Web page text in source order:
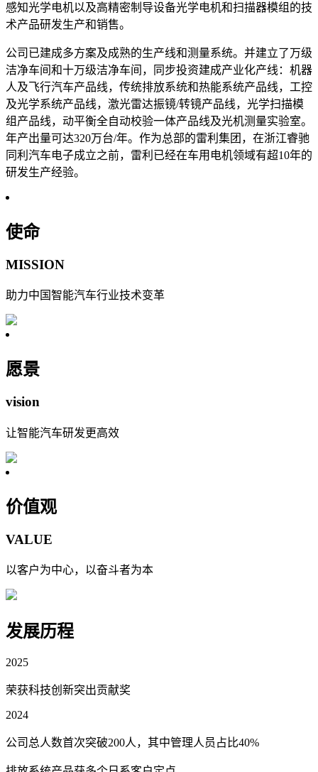
感知光学电机以及高精密制导设备光学电机和扫描器模组的技
术产品研发生产和销售。
公司已建成多方案及成熟的生产线和测量系统。并建立了万级
洁净车间和十万级洁净车间，同步投资建成产业化产线：机器
人及飞行汽车产品线，传统排放系统和热能系统产品线，工控
及光学系统产品线，激光雷达振镜/转镜产品线，光学扫描模
组产品线，动平衡全自动校验一体产品线及光机测量实验室。
年产出量可达320万台/年。作为总部的雷利集团，在浙江睿驰
同利汽车电子成立之前，雷利已经在车用电机领域有超10年的
研发生产经验。
使命
MISSION
助力中国智能汽车行业技术变革
愿景
vision
让智能汽车研发更高效
价值观
VALUE
以客户为中心，以奋斗者为本
发展历程
2025
荣获科技创新突出贡献奖
2024
公司总人数首次突破200人，其中管理人员占比40%